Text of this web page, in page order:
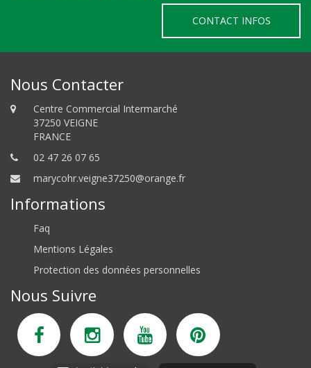
CONTACT INFOS
Nous Contacter
Centre Commercial Intermarché
37250 VEIGNE
FRANCE
02 47 26 07 65
marycohr.veigne37250@orange.fr
Informations
Faq
Mentions Légales
Protection des données personnelles
Nous Suivre